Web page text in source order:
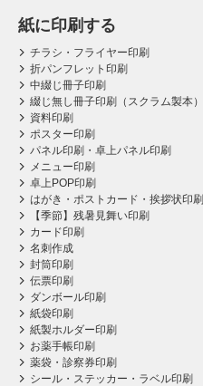
紙に印刷する
チラシ・フライヤー印刷
折パンフレット印刷
中綴じ冊子印刷
綴じ無し冊子印刷（スクラム製本）
資料印刷
ポスター印刷
パネル印刷・卓上パネル印刷
メニュー印刷
卓上POP印刷
はがき・ポストカード・挨拶状印刷
【季節】残暑見舞い印刷
カード印刷
名刺作成
封筒印刷
伝票印刷
ダンボール印刷
紙袋印刷
紙製ホルダー印刷
お薬手帳印刷
薬袋・診察券印刷
シール・ステッカー・ラベル印刷